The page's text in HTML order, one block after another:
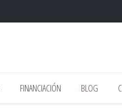
FINANCIACIÓN BLOG